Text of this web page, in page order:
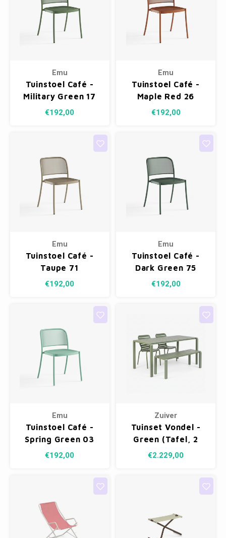
Emu
Tuinstoel Café -
Military Green 17
€192,00
Emu
Tuinstoel Café -
Maple Red 26
€192,00
Emu
Tuinstoel Café -
Taupe 71
€192,00
Emu
Tuinstoel Café -
Dark Green 75
€192,00
Emu
Tuinstoel Café -
Spring Green 03
€192,00
Zuiver
Tuinset Vondel -
Green (Tafel, 2
Stoelen & Bank)
€2.229,00